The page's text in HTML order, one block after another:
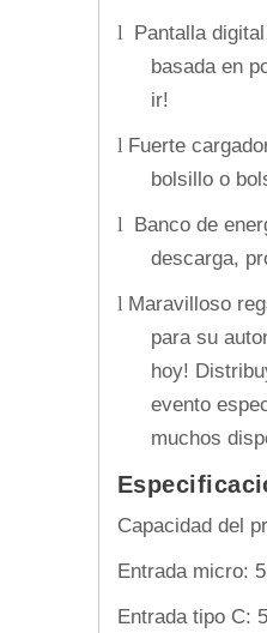
l Pantalla
basada en
ir!
l Fuerte
bolsillo o
l Banco de
descarga,
l Maravilloso
para su
hoy!
evento
muchos
Capacidad del
Entrada micro:
Entrada tipo C: